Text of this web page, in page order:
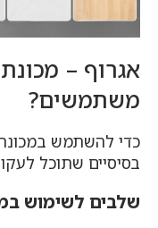
אגרוף –
משתמשים?
כדי להשתמש
בסיסיים שתוכל
שלבים לשימוש